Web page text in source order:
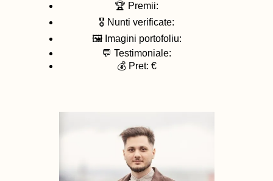
🏆 Premii:
🎖️ Nunti verificate:
🖼️ Imagini portofoliu:
💬 Testimoniale:
💰 Pret: €